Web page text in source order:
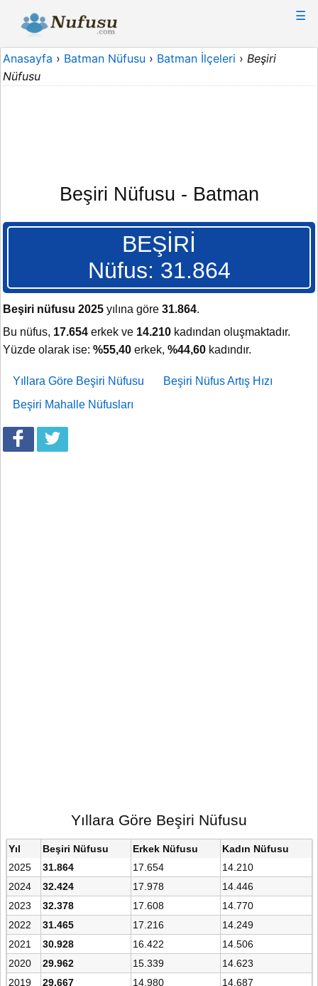
☰
Anasayfa › Batman Nüfusu › Batman İlçeleri › Beşiri
Nüfusu
Beşiri Nüfusu - Batman
BEŞİRİ
Nüfus: 31.864
Beşiri nüfusu 2025 yılına göre 31.864.
Bu nüfus, 17.654 erkek ve 14.210 kadından oluşmaktadır.
Yüzde olarak ise: %55,40 erkek, %44,60 kadındır.
Yıllara Göre Beşiri Nüfusu
Beşiri Nüfus Artış Hızı
Beşiri Mahalle Nüfusları
Yıllara Göre Beşiri Nüfusu
Yıl Beşiri Nüfusu Erkek Nüfusu
Kadın Nüfusu
2025
31.864 17.654
14.210
2024
32.424 17.978
14.446
2023
32.378 17.608
14.770
2022
31.465 17.216
14.249
2021
30.928 16.422
14.506
2020
29.962 15.339
14.623
2019
29.667 14.980
14.687